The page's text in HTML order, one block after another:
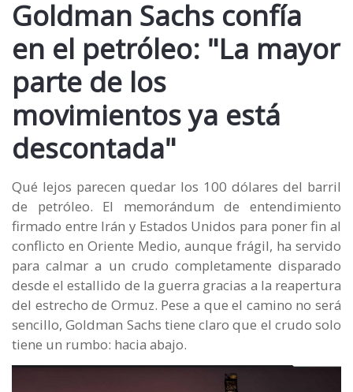
Goldman Sachs confía
en el petróleo: "La mayor
parte de los
movimientos ya está
descontada"
Qué lejos parecen quedar los 100 dólares del barril
de petróleo. El memorándum de entendimiento
firmado entre Irán y Estados Unidos para poner fin al
conflicto en Oriente Medio, aunque frágil, ha servido
para calmar a un crudo completamente disparado
desde el estallido de la guerra gracias a la reapertura
del estrecho de Ormuz. Pese a que el camino no será
sencillo, Goldman Sachs tiene claro que el crudo solo
tiene un rumbo: hacia abajo.